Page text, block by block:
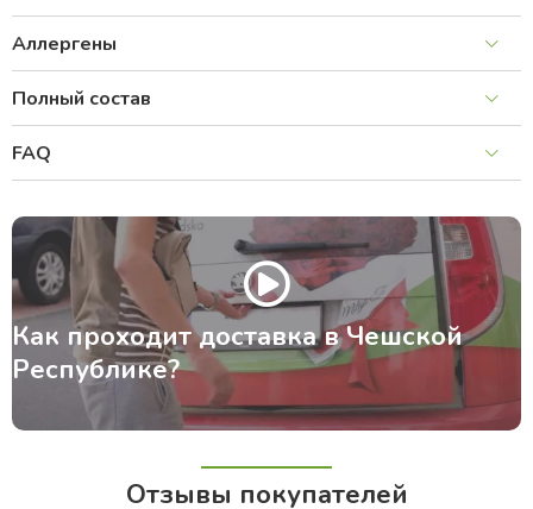
Аллергены
Полный состав
FAQ
Как проходит доставка в Чешской
Республике?
Отзывы покупателей